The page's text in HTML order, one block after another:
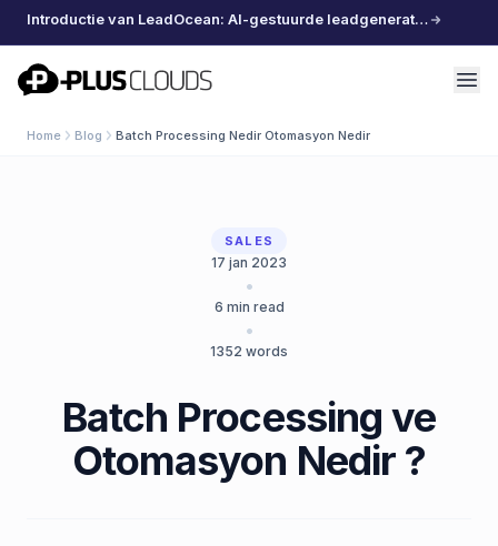
Introductie van LeadOcean: AI-gestuurde leadgeneratie, samengestelde data, moeiteloos schalen
PlusClouds
Home Blog Batch Processing Nedir Otomasyon Nedir
SALES
17 jan 2023
•
6 min read
•
1352 words
Batch Processing ve
Otomasyon Nedir ?